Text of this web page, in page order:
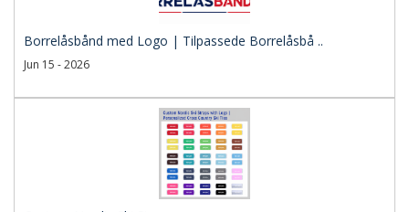
Borrelåsbånd med Logo | Tilpassede Borrelåsbå ..
Jun 15 - 2026